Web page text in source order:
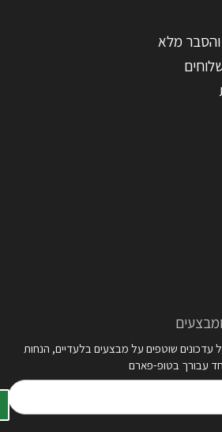
מלא
שוטפים על מבצעים בלעדיים, הנחות
עבורך בטופ-פארם